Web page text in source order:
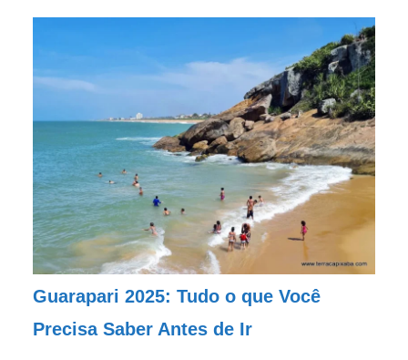
Guarapari 2025: Tudo o que Você
Precisa Saber Antes de Ir